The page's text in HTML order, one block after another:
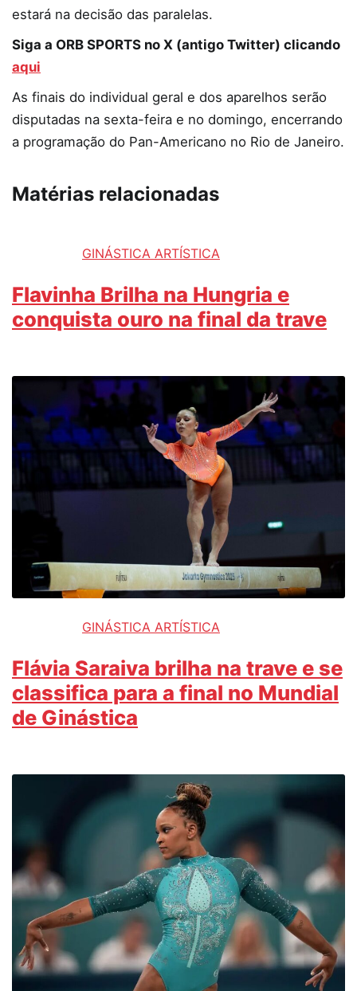
estará na decisão das paralelas.
Siga a ORB SPORTS no X (antigo Twitter) clicando
aqui
As finais do individual geral e dos aparelhos serão
disputadas na sexta-feira e no domingo, encerrando
a programação do Pan-Americano no Rio de Janeiro.
Matérias relacionadas
GINÁSTICA ARTÍSTICA
Flavinha Brilha na Hungria e
conquista ouro na final da trave
GINÁSTICA ARTÍSTICA
Flávia Saraiva brilha na trave e se
classifica para a final no Mundial
de Ginástica